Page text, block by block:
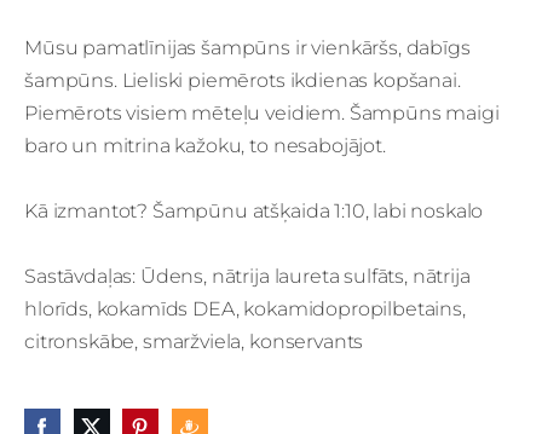
Mūsu pamatlīnijas šampūns ir vienkāršs, dabīgs
šampūns. Lieliski piemērots ikdienas kopšanai.
Piemērots visiem mēteļu veidiem. Šampūns maigi
baro un mitrina kažoku, to nesabojājot.
Kā izmantot? Šampūnu atšķaida 1:10, labi noskalo
Sastāvdaļas: Ūdens, nātrija laureta sulfāts, nātrija
hlorīds, kokamīds DEA, kokamidopropilbetains,
citronskābe, smaržviela, konservants